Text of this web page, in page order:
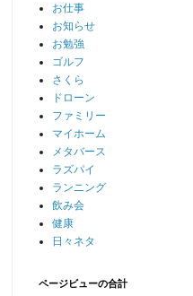
お仕事
お知らせ
お勉強
ゴルフ
さくら
ドローン
ファミリー
マイホーム
メタバース
ラズパイ
ランニング
飲み会
健康
日々ネタ
ページビューの合計